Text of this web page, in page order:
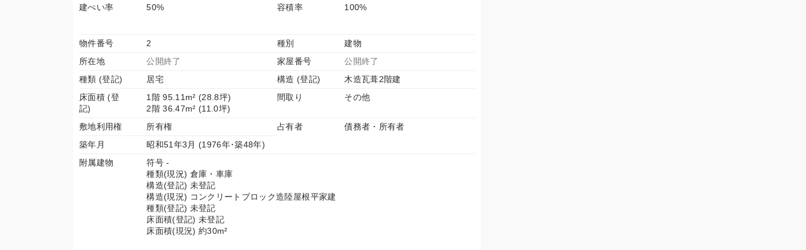
建ぺい率
50% 容積率 100%
物件番号 2 種別
建物
所在地
公開終了 家屋番号
公開終了
種類 (登記)
居宅 構造 (登記)
木造瓦葺2階建
床面積 (登
記)
1階 95.11m² (28.8坪)
2階 36.47m² (11.0坪)
間取り その他
敷地利用権 所有権 占有者
債務者・所有者
築年月
昭和51年3月 (1976年･築48年)
附属建物
符号 -
種類(現況) 倉庫・車庫
構造(登記) 未登記
構造(現況) コンクリートブロック造陸屋根平家建
種類(登記) 未登記
床面積(登記) 未登記
床面積(現況) 約30m²